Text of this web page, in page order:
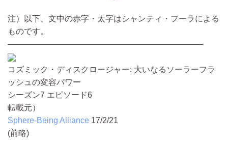
注）以下、文中の赤字・太字はシャンティ・フーラによる
ものです。
————————————————————————
コズミック・ディスクロージャー: 大いなるソーラーフラ
ッシュの変容パワー
シーズン7 エピソード6
転載元）
Sphere-Being Alliance 17/2/21
(前略)